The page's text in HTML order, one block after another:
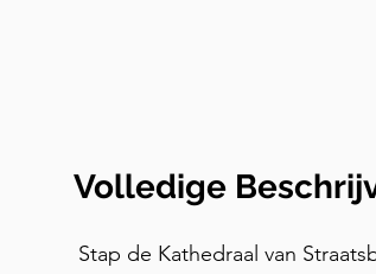
begint de Processie van de
draait een zandloper om, en
bezoekers. De haan
Volledige
Stap de Kathedraal van